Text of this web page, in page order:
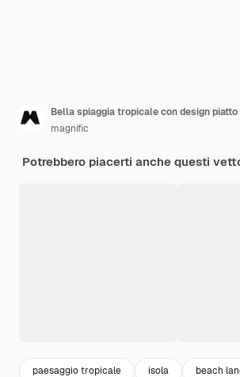
Bella spiaggia tropicale con design piatto
magnific
Potrebbero piacerti anche questi
paesaggio tropicale isola beach